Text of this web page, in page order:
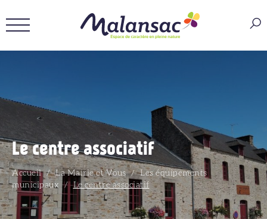
Le centre associatif
Accueil / La Mairie et Vous / Les équipements
municipaux / Le centre associatif